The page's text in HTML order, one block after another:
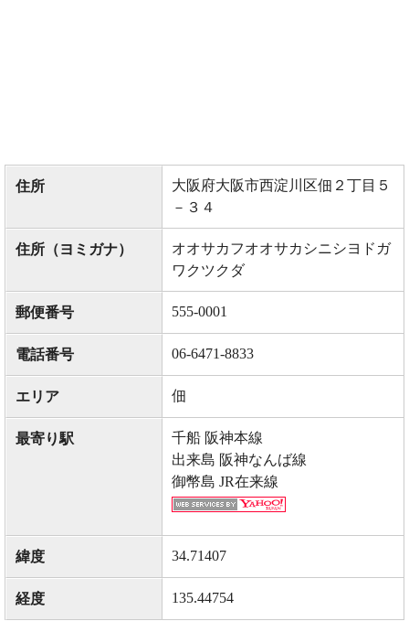
住所
大阪府大阪市西淀川区佃２丁目５
－３４
住所（ヨミガナ）
オオサカフオオサカシニシヨドガ
ワクツクダ
郵便番号 555-0001
電話番号 06-6471-8833
エリア 佃
最寄り駅
千船 阪神本線
出来島 阪神なんば線
御幣島 JR在来線
緯度 34.71407
経度 135.44754